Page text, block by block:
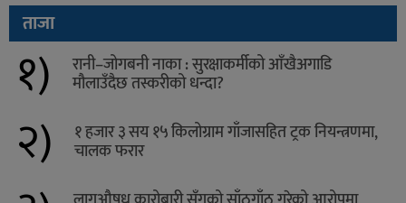
ताजा
१) रानी–जोगबनी नाका : सुरक्षाकर्मीको आँखैअगाडि
मौलाउँदैछ तस्करीको धन्दा?
२) १ हजार ३ सय १५ किलोग्राम गाँजासहित ट्रक नियन्त्रणमा,
चालक फरार